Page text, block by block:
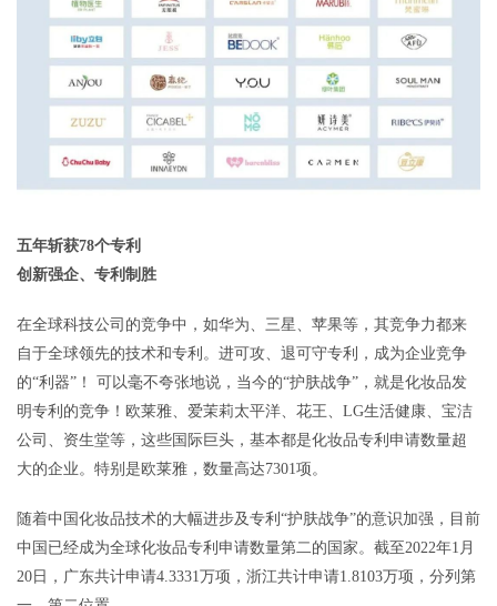
五年斩获78个专利
创新强企、专利制胜
在全球科技公司的竞争中，如华为、三星、苹果等，其竞争力都来
自于全球领先的技术和专利。进可攻、退可守专利，成为企业竞争
的“利器”！ 可以毫不夸张地说，当今的“护肤战争”，就是化妆品发
明专利的竞争！欧莱雅、爱茉莉太平洋、花王、LG生活健康、宝洁
公司、资生堂等，这些国际巨头，基本都是化妆品专利申请数量超
大的企业。特别是欧莱雅，数量高达7301项。
随着中国化妆品技术的大幅进步及专利“护肤战争”的意识加强，目前
中国已经成为全球化妆品专利申请数量第二的国家。截至2022年1月
20日，广东共计申请4.3331万项，浙江共计申请1.8103万项，分列第